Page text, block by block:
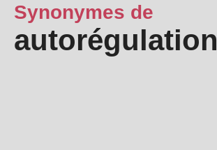
Synonymes de
autorégulation